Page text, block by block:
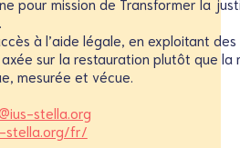
pour mission de Transformer la
à l’aide légale, en exploitant
sur la restauration plutôt que la
mesurée et vécue.
stella.org
stella.org/fr/